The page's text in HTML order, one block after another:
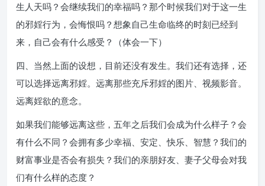
生人天吗？会继续我们的幸福吗？那个时候我们对于这一生
的邪婬行为，会悔恨吗？想象自己生命临终的时刻已经到
来，自己会有什么感受？（体会一下）
四、当然上面的设想，目前还没有发生。我们还有选择，还
可以选择远离邪婬。远离那些充斥邪婬的图片、视频影音。
远离婬欲的意念。
如果我们能够远离这些，五年之后我们会成为什么样子？会
有什么不同？会拥有多少幸福、安定、快乐、智慧？我们的
财富事业是否会有损失？我们的亲朋好友、妻子父母会对我
们有什么样的态度？